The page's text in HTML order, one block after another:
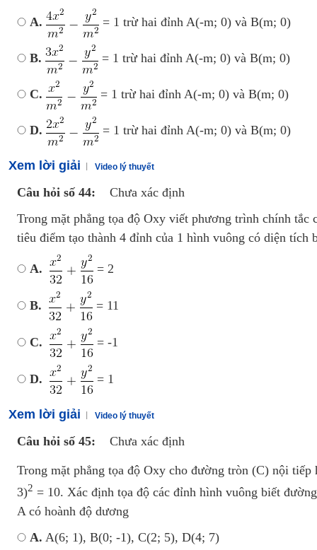
A. = 1 trừ hai đỉnh A(-m; 0) và B(m; 0)
B. = 1 trừ hai đỉnh A(-m; 0) và B(m; 0)
C. = 1 trừ hai đỉnh A(-m; 0) và B(m; 0)
D. = 1 trừ hai đỉnh A(-m; 0) và B(m; 0)
Xem lời giải Video lý thuyết
Câu hỏi số 44:
Chưa xác định
Trong mặt phẳng tọa độ Oxy viết phương trình chính
tiêu điểm tạo thành 4 đỉnh của 1 hình vuông có diện tích
A. = 2
B. = 11
C. = -1
D. = 1
Xem lời giải Video lý thuyết
Câu hỏi số 45: Chưa xác định
Trong mặt phẳng tọa độ Oxy cho đường tròn (C) nội
3)2 = 10. Xác định tọa độ các đỉnh hình vuông biết
A có hoành độ dương
A. A(6; 1), B(0; -1), C(2; 5), D(4; 7)